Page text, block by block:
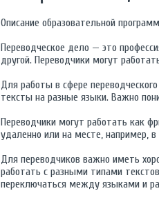
Описание образовательной
Переводческое дело — это
другой. Переводчики могут
Для работы в сфере
тексты на разные языки. Важно
Переводчики могут работать как
удаленно или на месте, например,
Для переводчиков важно иметь
работать с разными типами
переключаться между языками и